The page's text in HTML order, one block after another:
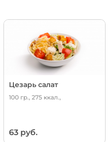
Цезарь салат
100 гр., 275 ккал.,
63 руб.